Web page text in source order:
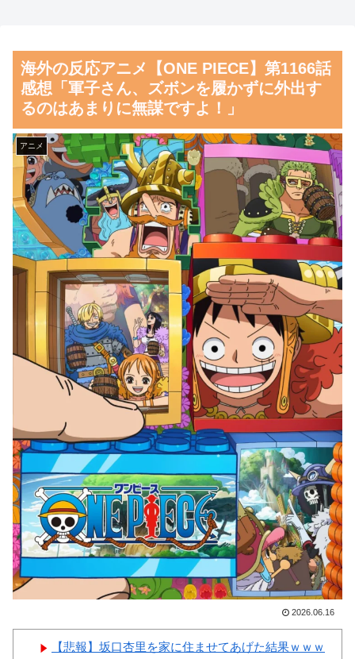
【動画】ショートスリーパー
堀大輔、高須幹弥にブチギレ
【朗報】齋藤飛鳥、前屈みで
完全に見えてる動画が拡散され
てしまう…
磁気嵐、地球由来のイオンが
主導…JAXAの衛星「あらせ」
が観測！
舌を絡ませて、唾液交換して
── ちゅっちゅしながらの濃厚
エッ画像♪
海外「日本よ、お前がナンバ
ーワンだ」 熊本地震直後の日
本の対応のスピードに世界が衝
【画像】顔100点、体30点の
Powered by livedoor 相互RSS
海外10代「日本を好意的に見
ている？それとも否定的に見て
いる？投票結果がこちら」
韓国人「フランスの有力紙も
大韓サッカー協会前代未聞の不
祥事を詳細に報道！」→「国際
的スキャンダルに発展してしま
う‥」
韓国人「我が国がクウェート
戦で行った審判買収が本当に深
刻である理由がこちら…」
→「これはダメなやつ…（ﾌﾞﾙ
ﾌﾞﾙ」＝韓国の反応
韓国人「“韓国サッカー”性接
待の試合結果をご覧ください」
→「マッサージ効果は間違いな
いねｗ」「これが本当のベッド
サッカーだ」
韓国人「日本人審判も多数含
まれていたサッカー協会の衝撃
的な接待リストに衝撃の声！」
→「日本人審判の名前が次々と
明るみに‥」
韓国人「過去のW杯で韓国代
表がドーピング検査をすり抜け
るように注射していたものがこ
ちら…」→「恥ずかしい…（ﾌﾞ
海外の反応アニメ【ONE PIECE】第1166話
感想「軍子さん、ズボンを履かずに外出す
るのはあまりに無謀ですよ！」
アニメ
2026.06.16
【悲報】坂口杏里を家に住ませてあげた結果ｗｗｗ